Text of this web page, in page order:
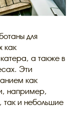
для
как
а также в
Эти
как
например,
так и небольшие